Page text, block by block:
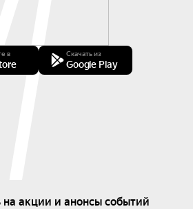
в Скачать из
Google Play
акции и анонсы событий